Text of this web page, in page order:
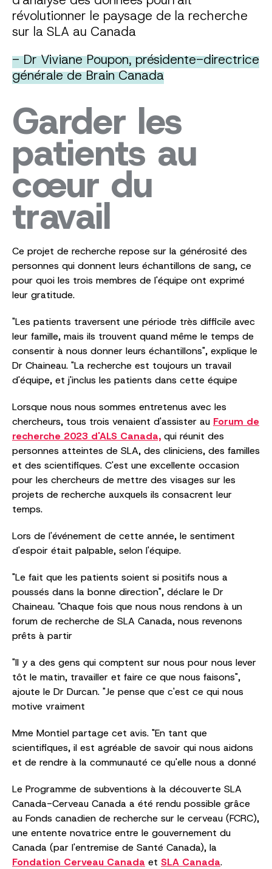
révolutionner le paysage de la recherche
sur la SLA au Canada
- Dr Viviane Poupon, présidente-directrice
générale de Brain Canada
Garder les
patients au
cœur du
travail
Ce projet de recherche repose sur la générosité des
personnes qui donnent leurs échantillons de sang, ce
pour quoi les trois membres de l'équipe ont exprimé
leur gratitude.
"Les patients traversent une période très difficile avec
leur famille, mais ils trouvent quand même le temps de
consentir à nous donner leurs échantillons", explique le
Dr Chaineau. "La recherche est toujours un travail
d'équipe, et j'inclus les patients dans cette équipe
Lorsque nous nous sommes entretenus avec les
chercheurs, tous trois venaient d'assister au Forum de
recherche 2023 d'ALS Canada, qui réunit des
personnes atteintes de SLA, des cliniciens, des familles
et des scientifiques. C'est une excellente occasion
pour les chercheurs de mettre des visages sur les
projets de recherche auxquels ils consacrent leur
temps.
Lors de l'événement de cette année, le sentiment
d'espoir était palpable, selon l'équipe.
"Le fait que les patients soient si positifs nous a
poussés dans la bonne direction", déclare le Dr
Chaineau. "Chaque fois que nous nous rendons à un
forum de recherche de SLA Canada, nous revenons
prêts à partir
"Il y a des gens qui comptent sur nous pour nous lever
tôt le matin, travailler et faire ce que nous faisons",
ajoute le Dr Durcan. "Je pense que c'est ce qui nous
motive vraiment
Mme Montiel partage cet avis. "En tant que
scientifiques, il est agréable de savoir qui nous aidons
et de rendre à la communauté ce qu'elle nous a donné
Le Programme de subventions à la découverte SLA
Canada-Cerveau Canada a été rendu possible grâce
au Fonds canadien de recherche sur le cerveau (FCRC),
une entente novatrice entre le gouvernement du
Canada (par l'entremise de Santé Canada), la
Fondation Cerveau Canada et SLA Canada.